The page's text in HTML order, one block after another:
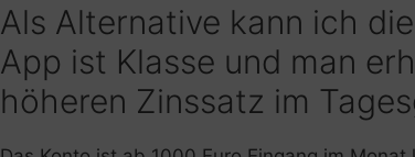
Als Alternative kann ich
App ist Klasse und man
höheren Zinssatz im